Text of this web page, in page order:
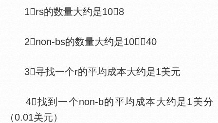
1rs的数量大约是108
2non-bs的数量大约是1040
3寻找一个r的平均成本大约是1美元
4找到一个non-b的平均成本大约是1美分
（0.01美元）